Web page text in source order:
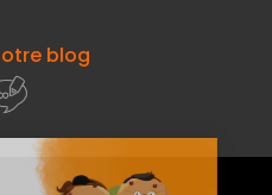
blog